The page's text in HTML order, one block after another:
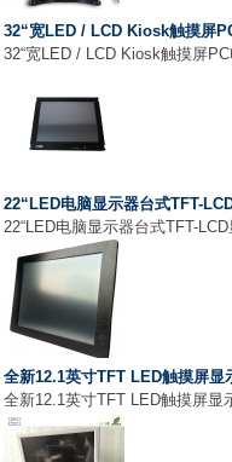
32“宽LED / LCD Kiosk触摸屏
32“宽LED / LCD Kiosk触摸屏
22“LED电脑显示器台式TFT-
22“LED电脑显示器台式TFT-
全新12.1英寸TFT LED触摸屏显
全新12.1英寸TFT LED触摸屏显